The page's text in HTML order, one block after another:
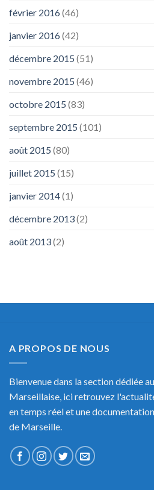
février 2016(46)
janvier 2016(42)
décembre 2015 (51)
novembre 2015 (46)
octobre 2015 (83)
septembre 2015 (101)
août 2015 (80)
juillet 2015 (15)
janvier 2014(1)
décembre 2013(2)
août 2013(2)
A PROPOS DE NOUS
Bienvenue dans la section dédiée
Marseillaise, ici retrouvez
en temps réel et une
de Marseille.